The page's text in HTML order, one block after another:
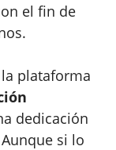
el fin de
plataforma
dedicación
si lo